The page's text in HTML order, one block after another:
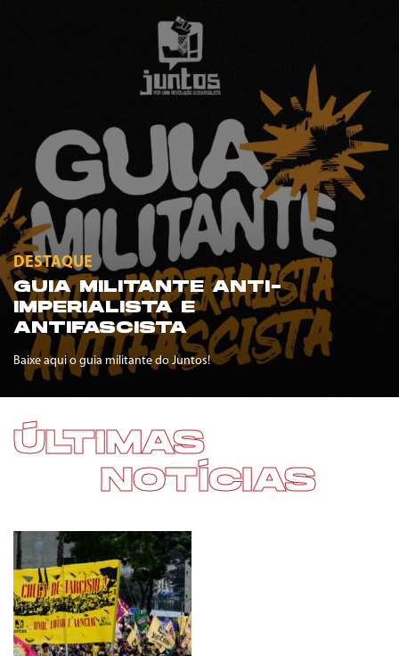
DESTAQUE
GUIA MILITANTE ANTI-
IMPERIALISTA E
ANTIFASCISTA
Baixe aqui o guia militante do Juntos!
ÚLTIMAS
NOTÍCIAS